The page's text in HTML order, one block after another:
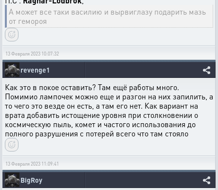
А может все таки василию и вырвиглазу подарить мазь
от гемороя
13 Февраля 2023 10:07:32
revenge1
Как это в покое оставить? Там ещё работы много.
Помимио лампочек можно еще и разгон на них запилить, а
то чего это везде он есть, а там его нет. Как вариант на
врата добавить истощение уровня при столкновении о
космическую пыль, комет и частого использования до
полного разрушения с потерей всего что там стояло
13 Февраля 2023 11:09:41
BigRoy